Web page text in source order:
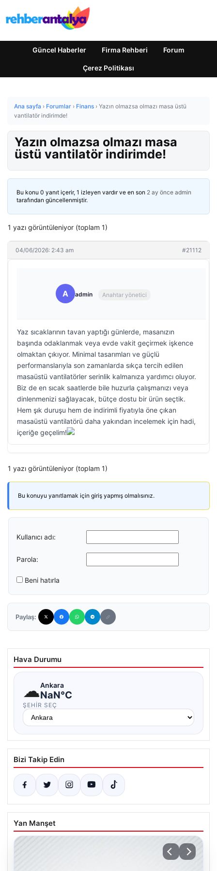
Güncel Haberler Firma Rehberi Forum
Çerez Politikası
Ana sayfa › Forumlar › Finans › Yazın olmazsa olmazı masa üstü
vantilatör indirimde!
Yazın olmazsa olmazı masa
üstü vantilatör indirimde!
Bu konu 0 yanıt içerir, 1 izleyen vardır ve en son 2 ay önce admin
tarafından güncellenmiştir.
1 yazı görüntüleniyor (toplam 1)
04/06/2026: 2:43 am #21112
A admin Anahtar yönetici
Yaz sıcaklarının tavan yaptığı günlerde, masanızın
başında odaklanmak veya evde vakit geçirmek işkence
olmaktan çıkıyor. Minimal tasarımları ve güçlü
performanslarıyla son zamanlarda sıkça tercih edilen
masaüstü vantilatörler serinlik kalmanıza yardımcı oluyor.
Biz de en sıcak saatlerde bile huzurla çalışmanızı veya
dinlenmenizi sağlayacak, bütçe dostu bir ürün seçtik.
Hem şık duruşu hem de indirimli fiyatıyla öne çıkan
masaüstü vantilatörü daha yakından incelemek için hadi,
içeriğe geçelim!
1 yazı görüntüleniyor (toplam 1)
Bu konuyu yanıtlamak için giriş yapmış olmalısınız.
Kullanıcı adı:
Parola:
Beni hatırla
Paylaş:
Hava Durumu
☁Ankara
NaN°C
ŞEHIR SEÇ
Bizi Takip Edin
Yan Manşet